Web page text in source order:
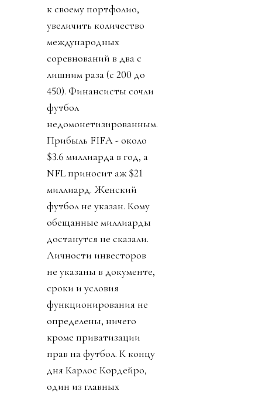
к своему портфолио,
увеличить количество
международных
соревнований в два с
лишним раза (с 200 до
450). Финансисты сочли
футбол
недомонетизированным.
Прибыль FIFA - около
$3.6 миллиарда в год, а
NFL приносит аж $21
миллиард. Женский
футбол не указан. Кому
обещанные миллиарды
достанутся не сказали.
Личности инвесторов
не указаны в документе,
сроки и условия
функционирования не
определены, ничего
кроме приватизации
прав на футбол. К концу
дня Карлос Кордейро,
один из главных